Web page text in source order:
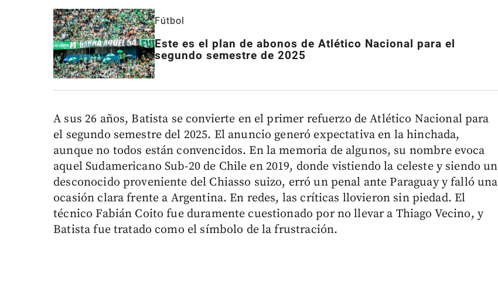
Fútbol
Este es el plan de abonos de Atlético Nacional para el
segundo semestre de 2025
A sus 26 años, Batista se convierte en el primer refuerzo de Atlético Nacional para
el segundo semestre del 2025. El anuncio generó expectativa en la hinchada,
aunque no todos están convencidos. En la memoria de algunos, su nombre evoca
aquel Sudamericano Sub-20 de Chile en 2019, donde vistiendo la celeste y siendo un
desconocido proveniente del Chiasso suizo, erró un penal ante Paraguay y falló una
ocasión clara frente a Argentina. En redes, las críticas llovieron sin piedad. El
técnico Fabián Coito fue duramente cuestionado por no llevar a Thiago Vecino, y
Batista fue tratado como el símbolo de la frustración.